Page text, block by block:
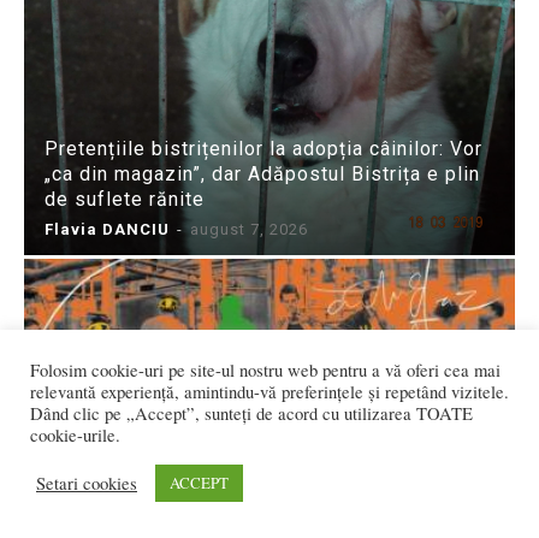
Pretențiile bistrițenilor la adopția câinilor: Vor
„ca din magazin”, dar Adăpostul Bistrița e plin
de suflete rănite
Flavia DANCIU - august 7, 2026
Atelier special pentru tineri & 12 proiecții de
excepție. Abonamentele s-au pus...
Folosim cookie-uri pe site-ul nostru web pentru a vă oferi cea mai
relevantă experiență, amintindu-vă preferințele și repetând vizitele.
Dând clic pe „Accept”, sunteți de acord cu utilizarea TOATE
cookie-urile.
Setari cookies ACCEPT